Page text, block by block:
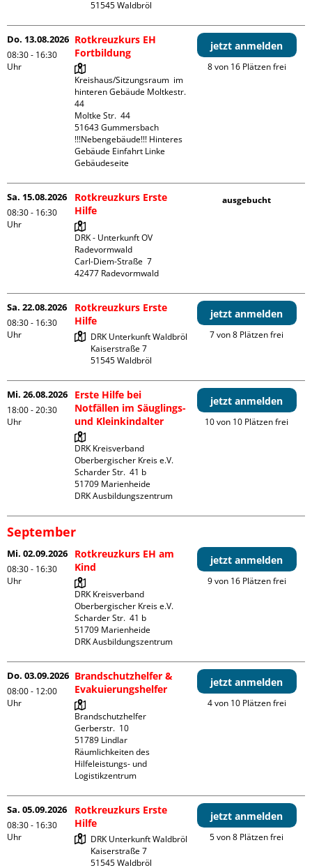
Do. 13.08.2026
08:30 - 16:30
Uhr
Rotkreuzkurs EH
Fortbildung
Kreishaus/Sitzungsraum  im
hinteren Gebäude Moltkestr.
44
Moltke Str.  44
51643 Gummersbach
!!!Nebengebäude!!! Hinteres
Gebäude Einfahrt Linke
Gebäudeseite
jetzt anmelden
8 von 16 Plätzen frei
Sa. 15.08.2026
08:30 - 16:30
Uhr
Rotkreuzkurs Erste
Hilfe
DRK - Unterkunft OV
Radevormwald
Carl-Diem-Straße  7
ausgebucht
Sa. 22.08.2026
08:30 - 16:30
Uhr
Rotkreuzkurs Erste
Hilfe
DRK Unterkunft Waldbröl
Kaiserstraße 7
jetzt anmelden
7 von 8 Plätzen frei
Mi. 26.08.2026
18:00 - 20:30
Uhr
Erste Hilfe bei
Notfällen im Säuglings-
und Kleinkindalter
DRK Kreisverband
Oberbergischer Kreis e.V.
Scharder Str.  41 b
51709 Marienheide
DRK Ausbildungszentrum
jetzt anmelden
10 von 10 Plätzen frei
September
Mi. 02.09.2026
08:30 - 16:30
Uhr
Rotkreuzkurs EH am
Kind
DRK Kreisverband
Oberbergischer Kreis e.V.
Scharder Str.  41 b
51709 Marienheide
DRK Ausbildungszentrum
jetzt anmelden
9 von 16 Plätzen frei
Do. 03.09.2026
08:00 - 12:00
Uhr
Brandschutzhelfer &
Evakuierungshelfer
Brandschutzhelfer
Gerberstr.  10
51789 Lindlar
Räumlichkeiten des
Hilfeleistungs- und
Logistikzentrum
jetzt anmelden
4 von 10 Plätzen frei
Sa. 05.09.2026
08:30 - 16:30
Uhr
Rotkreuzkurs Erste
Hilfe
DRK Unterkunft Waldbröl
Kaiserstraße 7
jetzt anmelden
5 von 8 Plätzen frei